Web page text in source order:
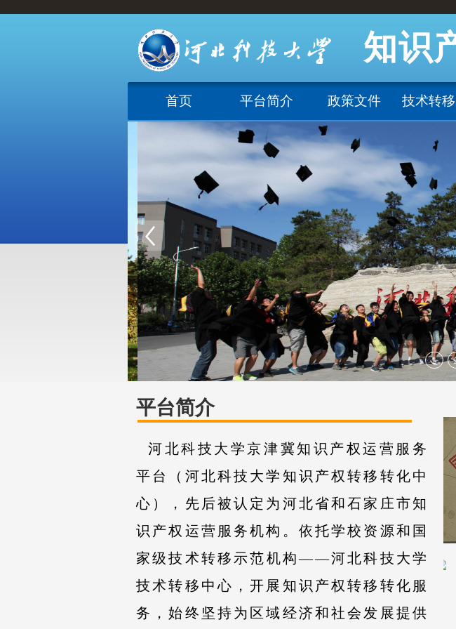
知识
首页 平台简介 政策文件 技术转
平台简介
河北科技大学京津冀知识产权运营服务
平台（河北科技大学知识产权转移转化中
心），先后被认定为河北省和石家庄市知
识产权运营服务机构。依托学校资源和国
家级技术转移示范机构——河北科技大学
技术转移中心，开展知识产权转移转化服
务，始终坚持为区域经济和社会发展提供